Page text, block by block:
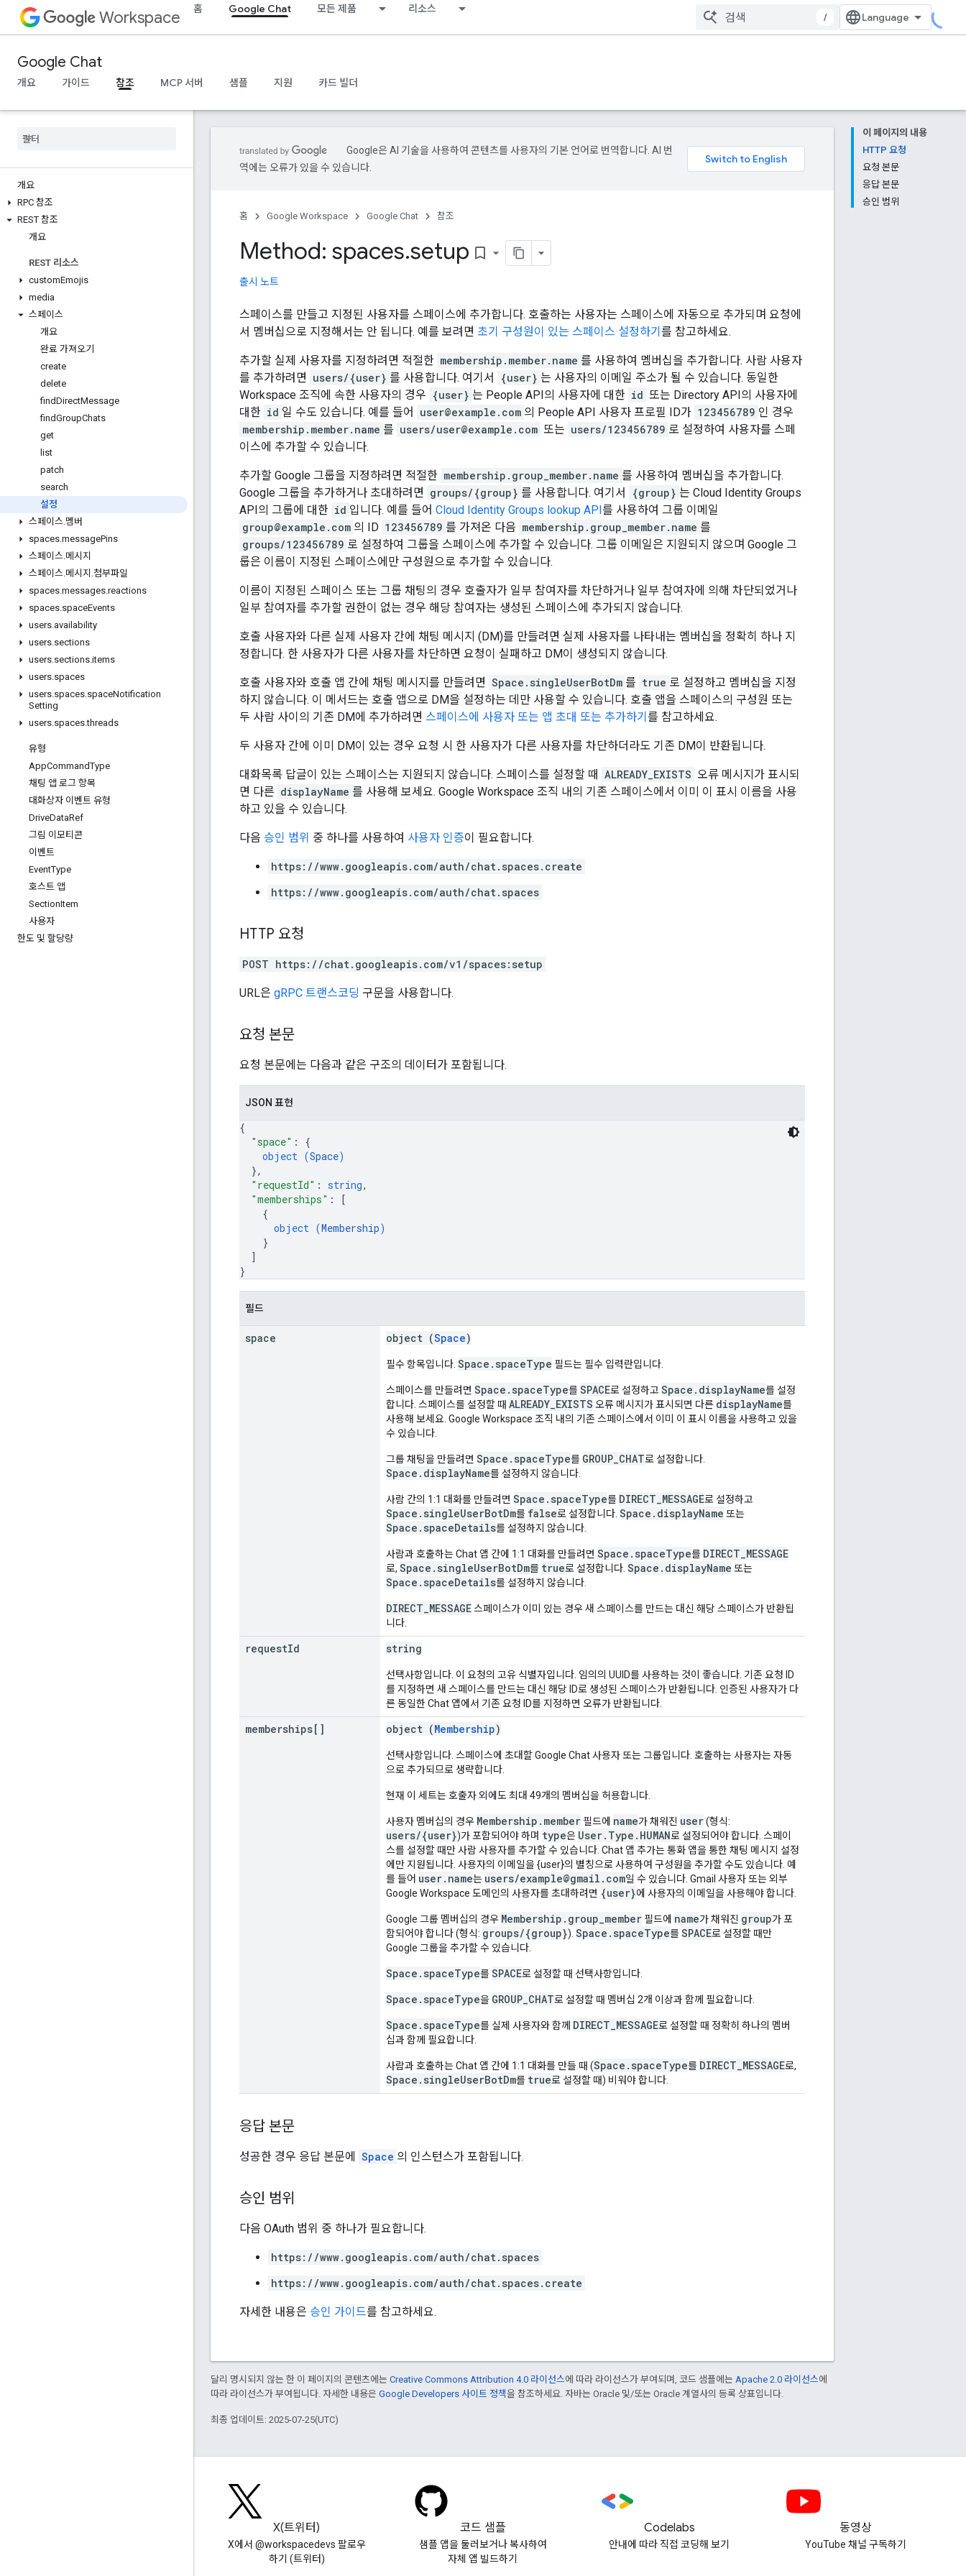
Workspace 홈 Google Chat 모든 제품 리소스
/
Google Chat
개요 가이드 참조 MCP 서버 샘플 지원 카드 빌더
개요
RPC 참조
REST 참조
개요
REST 리소스
customEmojis
media
스페이스
개요
완료 가져오기
create
delete
findDirectMessage
findGroupChats
get
list
patch
search
설정
스페이스.멤버
spaces.messagePins
스페이스.메시지
스페이스.메시지 .첨부파일
spaces.messages.reactions
spaces.spaceEvents
users.availability
users.sections
users.sections.items
users.spaces
users.spaces.spaceNotification
Setting
users.spaces.threads
유형
AppCommandType
채팅 앱 로그 항목
대화상자 이벤트 유형
DriveDataRef
그림 이모티콘
이벤트
EventType
호스트 앱
SectionItem
사용자
한도 및 할당량
이 페이지의 내용
HTTP 요청
요청 본문
응답 본문
승인 범위
Google은 AI 기술을 사용하여 콘텐츠를 사용자의 기본 언어로 번역합니다. AI 번
역에는 오류가 있을 수 있습니다.
홈 Google Workspace Google Chat 참조
Method: spaces.setup bookmark_border
출시 노트
스페이스를 만들고 지정된 사용자를 스페이스에 추가합니다. 호출하는 사용자는 스페이스에 자동으로 추가되며 요청에
서 멤버십으로 지정해서는 안 됩니다. 예를 보려면 초기 구성원이 있는 스페이스 설정하기 를 참고하세요.
추가할 실제 사용자를 지정하려면 적절한 membership.member.name 를 사용하여 멤버십을 추가합니다. 사람 사용자
를 추가하려면 users/{user} 를 사용합니다. 여기서 {user} 는 사용자의 이메일 주소가 될 수 있습니다. 동일한
Workspace 조직에 속한 사용자의 경우 {user} 는 People API의 사용자에 대한 id 또는 Directory API의 사용자에
대한 id 일 수도 있습니다. 예를 들어 user@example.com 의 People API 사용자 프로필 ID가 123456789 인 경우
membership.member.name 를 users/user@example.com 또는 users/123456789 로 설정하여 사용자를 스페
이스에 추가할 수 있습니다.
추가할 Google 그룹을 지정하려면 적절한 membership.group_member.name 를 사용하여 멤버십을 추가합니다.
Google 그룹을 추가하거나 초대하려면 groups/{group} 를 사용합니다. 여기서 {group} 는 Cloud Identity Groups
API의 그룹에 대한 id 입니다. 예를 들어 Cloud Identity Groups lookup API를 사용하여 그룹 이메일
group@example.com 의 ID 123456789 를 가져온 다음 membership.group_member.name 를
groups/123456789 로 설정하여 그룹을 스페이스에 추가할 수 있습니다. 그룹 이메일은 지원되지 않으며 Google 그
룹은 이름이 지정된 스페이스에만 구성원으로 추가할 수 있습니다.
이름이 지정된 스페이스 또는 그룹 채팅의 경우 호출자가 일부 참여자를 차단하거나 일부 참여자에 의해 차단되었거나
일부 참여자를 추가할 권한이 없는 경우 해당 참여자는 생성된 스페이스에 추가되지 않습니다.
호출 사용자와 다른 실제 사용자 간에 채팅 메시지 (DM)를 만들려면 실제 사용자를 나타내는 멤버십을 정확히 하나 지
정합니다. 한 사용자가 다른 사용자를 차단하면 요청이 실패하고 DM이 생성되지 않습니다.
호출 사용자와 호출 앱 간에 채팅 메시지를 만들려면 Space.singleUserBotDm 를 true 로 설정하고 멤버십을 지정
하지 않습니다. 이 메서드는 호출 앱으로 DM을 설정하는 데만 사용할 수 있습니다. 호출 앱을 스페이스의 구성원 또는
두 사람 사이의 기존 DM에 추가하려면 스페이스에 사용자 또는 앱 초대 또는 추가하기 를 참고하세요.
두 사용자 간에 이미 DM이 있는 경우 요청 시 한 사용자가 다른 사용자를 차단하더라도 기존 DM이 반환됩니다.
대화목록 답글이 있는 스페이스는 지원되지 않습니다. 스페이스를 설정할 때 ALREADY_EXISTS 오류 메시지가 표시되
면 다른 displayName 를 사용해 보세요. Google Workspace 조직 내의 기존 스페이스에서 이미 이 표시 이름을 사용
하고 있을 수 있습니다.
다음 승인 범위 중 하나를 사용하여 사용자 인증이 필요합니다.
https://www.googleapis.com/auth/chat.spaces.create
https://www.googleapis.com/auth/chat.spaces
HTTP 요청
POST https://chat.googleapis.com/v1/spaces:setup
URL은 gRPC 트랜스코딩 구문을 사용합니다.
요청 본문
요청 본문에는 다음과 같은 구조의 데이터가 포함됩니다.
JSON 표현
{
"space" : {
object (Space)
},
"requestId" : string,
"memberships" :
[
{
object (Membership)
}
]
}
필드
space object (Space)
필수 항목입니다. Space.spaceType 필드는 필수 입력란입니다.
스페이스를 만들려면 Space.spaceType를SPACE로 설정하고 Space.displayName를 설정
합니다. 스페이스를 설정할 때 ALREADY_EXISTS 오류 메시지가 표시되면 다른 displayName를
사용해 보세요. Google Workspace 조직 내의 기존 스페이스에서 이미 이 표시 이름을 사용하고 있을
수 있습니다.
그룹 채팅을 만들려면 Space.spaceType를 GROUP_CHAT로 설정합니다.
Space.displayName를 설정하지 않습니다.
사람 간의 1:1 대화를 만들려면 Space.spaceType를 DIRECT_MESSAGE로 설정하고
Space.singleUserBotDm를 false로 설정합니다. Space.displayName 또는
Space.spaceDetails를 설정하지 않습니다.
사람과 호출하는 Chat 앱 간에 1:1 대화를 만들려면 Space.spaceType를 DIRECT_MESSAGE
로, Space.singleUserBotDm를 true로 설정합니다. Space.displayName 또는
Space.spaceDetails를 설정하지 않습니다.
DIRECT_MESSAGE스페이스가 이미 있는 경우 새 스페이스를 만드는 대신 해당 스페이스가 반환됩
니다.
requestId string
선택사항입니다. 이 요청의 고유 식별자입니다. 임의의 UUID를 사용하는 것이 좋습니다. 기존 요청 ID
를 지정하면 새 스페이스를 만드는 대신 해당 ID로 생성된 스페이스가 반환됩니다. 인증된 사용자가 다
른 동일한 Chat 앱에서 기존 요청 ID를 지정하면 오류가 반환됩니다.
memberships[] object (Membership)
선택사항입니다. 스페이스에 초대할 Google Chat 사용자 또는 그룹입니다. 호출하는 사용자는 자동
으로 추가되므로 생략합니다.
현재 이 세트는 호출자 외에도 최대 49개의 멤버십을 허용합니다.
사용자 멤버십의 경우 Membership.member 필드에 name가 채워진 user(형식:
users/{user})가 포함되어야 하며 type은 User.Type.HUMAN로 설정되어야 합니다. 스페이
스를 설정할 때만 사람 사용자를 추가할 수 있습니다. Chat 앱 추가는 통화 앱을 통한 채팅 메시지 설정
에만 지원됩니다. 사용자의 이메일을 {user}의 별칭으로 사용하여 구성원을 추가할 수도 있습니다. 예
를 들어 user.name는 users/example@gmail.com일 수 있습니다. Gmail 사용자 또는 외부
Google Workspace 도메인의 사용자를 초대하려면 {user}에 사용자의 이메일을 사용해야 합니다.
Google 그룹 멤버십의 경우 Membership.group_member 필드에 name가 채워진 group가 포
함되어야 합니다 (형식: groups/{group}). Space.spaceType를SPACE로 설정할 때만
Google 그룹을 추가할 수 있습니다.
Space.spaceType를SPACE로 설정할 때 선택사항입니다.
Space.spaceType을 GROUP_CHAT로 설정할 때 멤버십 2개 이상과 함께 필요합니다.
Space.spaceType를 실제 사용자와 함께 DIRECT_MESSAGE로 설정할 때 정확히 하나의 멤버
십과 함께 필요합니다.
사람과 호출하는 Chat 앱 간에 1:1 대화를 만들 때 (Space.spaceType를 DIRECT_MESSAGE로,
Space.singleUserBotDm를 true로 설정할 때) 비워야 합니다.
응답 본문
성공한 경우 응답 본문에 Space 의 인스턴스가 포함됩니다.
승인 범위
다음 OAuth 범위 중 하나가 필요합니다.
https://www.googleapis.com/auth/chat.spaces
https://www.googleapis.com/auth/chat.spaces.create
자세한 내용은 승인 가이드를 참고하세요.
달리 명시되지 않는 한 이 페이지의 콘텐츠에는 Creative Commons Attribution 4.0 라이선스에 따라 라이선스가 부여되며, 코드 샘플에는 Apache 2.0 라이선스에
따라 라이선스가 부여됩니다. 자세한 내용은 Google Developers 사이트 정책을 참조하세요. 자바는 Oracle 및/또는 Oracle 계열사의 등록 상표입니다.
최종 업데이트: 2025-07-25(UTC)
X(트위터)
X에서 @workspacedevs 팔로우
하기 (트위터)
코드 샘플
샘플 앱을 둘러보거나 복사하여
자체 앱 빌드하기
Codelabs
안내에 따라 직접 코딩해 보기
동영상
YouTube 채널 구독하기